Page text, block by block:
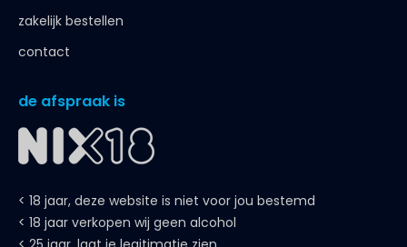
zakelijk bestellen
contact
de afspraak is
< 18 jaar, deze website is niet voor jou bestemd
< 18 jaar verkopen wij geen alcohol